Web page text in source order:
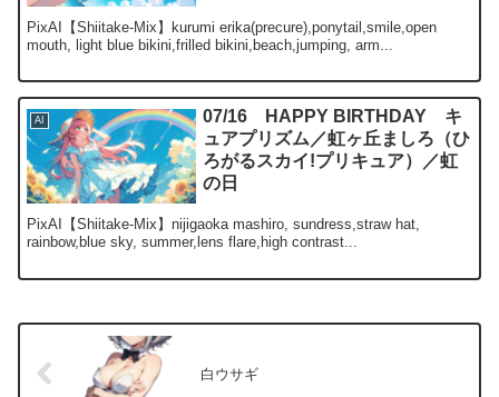
PixAI【Shiitake-Mix】kurumi erika(precure),ponytail,smile,open
mouth, light blue bikini,frilled bikini,beach,jumping, arm...
AI
07/16 HAPPY BIRTHDAY キ
ュアプリズム／虹ヶ丘ましろ（ひ
ろがるスカイ!プリキュア）／虹
の日
PixAI【Shiitake-Mix】nijigaoka mashiro, sundress,straw hat,
rainbow,blue sky, summer,lens flare,high contrast...
白ウサギ